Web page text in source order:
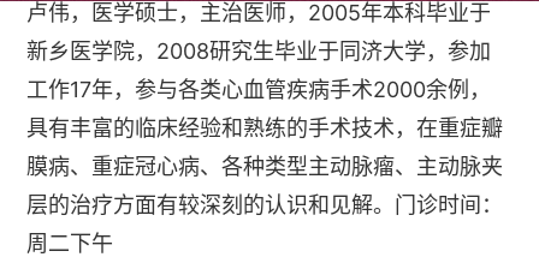
卢伟，医学硕士，主治医师，2005年本科毕业于
新乡医学院，2008研究生毕业于同济大学，参加
工作17年，参与各类心血管疾病手术2000余例，
具有丰富的临床经验和熟练的手术技术，在重症瓣
膜病、重症冠心病、各种类型主动脉瘤、主动脉夹
层的治疗方面有较深刻的认识和见解。门诊时间：
周二下午